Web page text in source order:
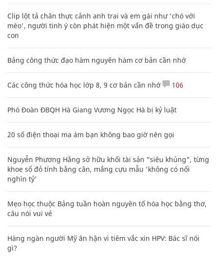
Clip lột tả chân thực cảnh anh trai và em gái như 'chó với
mèo', người tinh ý còn phát hiện một vấn đề trong giáo dục
con
Bảng công thức đạo hàm nguyên hàm cơ bản cần nhớ
Các công thức hóa học lớp 8, 9 cơ bản cần nhớ 106
Phó Đoàn ĐBQH Hà Giang Vương Ngọc Hà bị kỷ luật
20 số điện thoại ma ám bạn không bao giờ nên gọi
Nguyễn Phương Hằng sở hữu khối tài sản "siêu khủng", từng
khoe sổ đỏ tính bằng cân, mắng cựu mẫu 'không có nổi
nghìn tỷ'
Mẹo học thuộc Bảng tuần hoàn nguyên tố hóa học bằng thơ,
câu nói vui vẻ
Hàng ngàn người Mỹ ân hận vì tiêm vắc xin HPV: Bác sĩ nói
gì?